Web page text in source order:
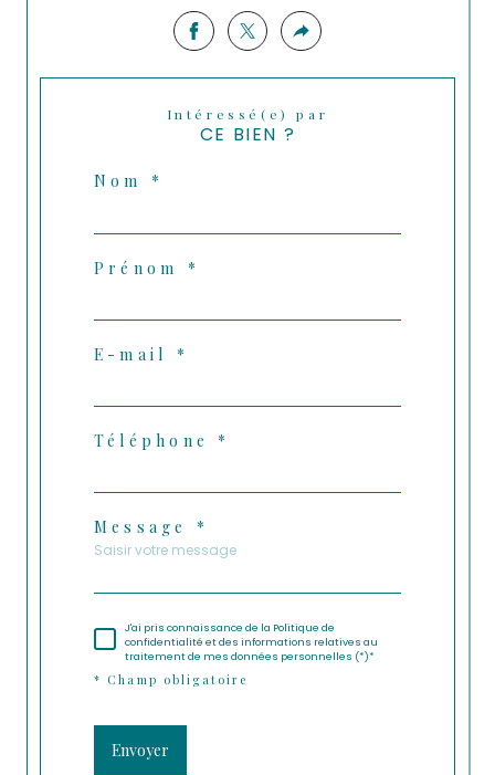
Intéressé(e) par
CE BIEN ?
Nom *
Prénom *
E-mail *
Téléphone *
Message *
J'ai pris connaissance de la Politique de
confidentialité et des informations relatives au
traitement de mes données personnelles (*)*
* Champ obligatoire
Envoyer